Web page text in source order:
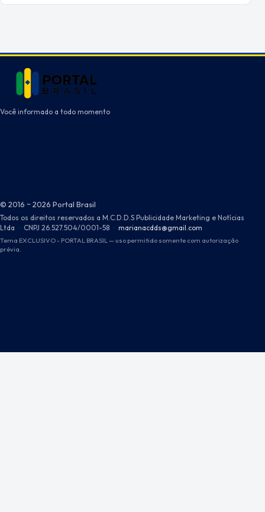
Você informado a todo momento
© 2016 ~ 2026 Portal Brasil
Todos os direitos reservados a M.C.D.D.S Publicidade Marketing e Notícias
Ltda · CNPJ 26.527.504/0001-58 · marianacdds@gmail.com
Tema EXCLUSIVO - PORTAL BRASIL — uso permitido somente com autorização
prévia.